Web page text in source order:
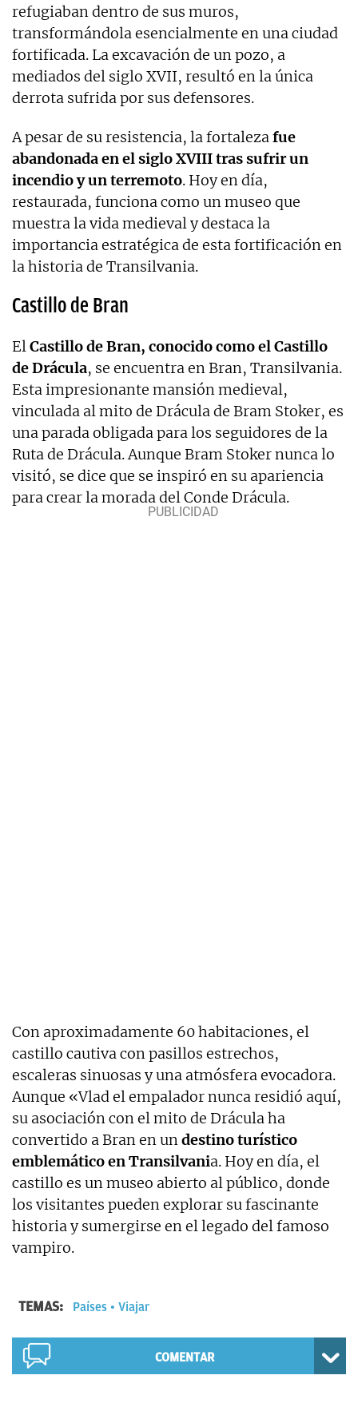
refugiaban dentro de sus muros,
transformándola esencialmente en una ciudad
fortificada. La excavación de un pozo, a
mediados del siglo XVII, resultó en la única
derrota sufrida por sus defensores.
A pesar de su resistencia, la fortalezafue
abandonada en el siglo XVIII tras sufrir un
incendio y un terremoto. Hoy en día,
restaurada, funciona como un museo que
muestra la vida medieval y destaca la
importancia estratégica de esta fortificación en
la historia de Transilvania.
Castillo de Bran
ElCastillo de Bran, conocido como el Castillo
de Drácula, se encuentra en Bran, Transilvania.
Esta impresionante mansión medieval,
vinculada al mito de Drácula de Bram Stoker, es
una parada obligada para los seguidores de la
Ruta de Drácula. Aunque Bram Stoker nunca lo
visitó, se dice que se inspiró en su apariencia
para crear la morada del Conde Drácula.
Con aproximadamente 60 habitaciones, el
castillo cautiva con pasillos estrechos,
escaleras sinuosas y una atmósfera evocadora.
Aunque «Vlad el empalador nunca residió aquí,
su asociación con el mito de Drácula ha
convertido a Bran en undestino turístico
emblemático en Transilvania. Hoy en día, el
castillo es un museo abierto al público, donde
los visitantes pueden explorar su fascinante
historia y sumergirse en el legado del famoso
vampiro.
TEMAS: Países Viajar
COMENTAR